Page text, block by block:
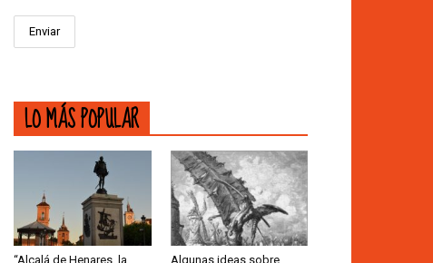
LO MÁS POPULAR
“Alcalá de Henares, la
Algunas ideas sobre